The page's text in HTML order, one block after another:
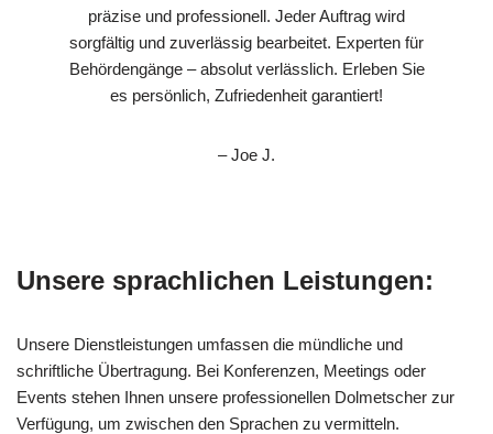
präzise und professionell. Jeder Auftrag wird
sorgfältig und zuverlässig bearbeitet. Experten für
Behördengänge – absolut verlässlich. Erleben Sie
es persönlich, Zufriedenheit garantiert!
– Joe J.
Unsere sprachlichen Leistungen:
Unsere Dienstleistungen umfassen die mündliche und
schriftliche Übertragung. Bei Konferenzen, Meetings oder
Events stehen Ihnen unsere professionellen Dolmetscher zur
Verfügung, um zwischen den Sprachen zu vermitteln.